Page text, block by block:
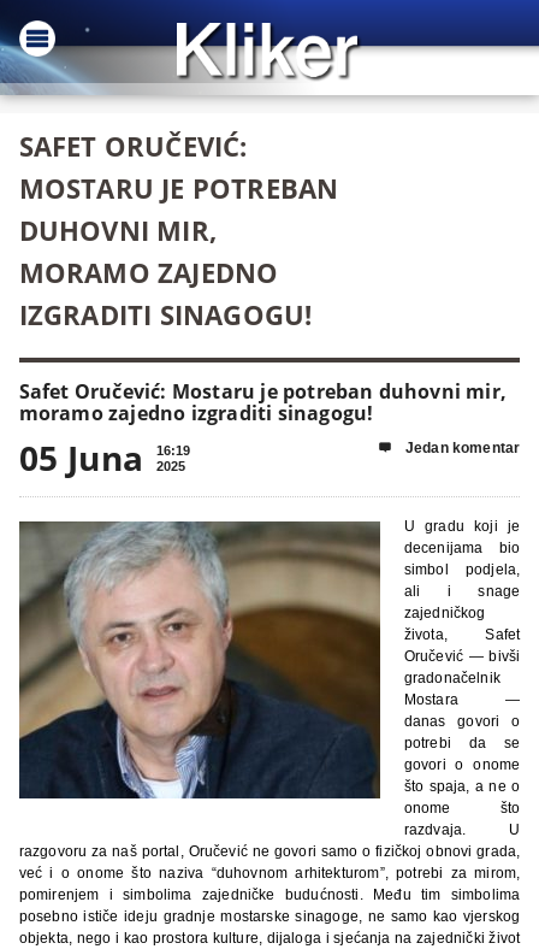
SAFET ORUČEVIĆ:
MOSTARU JE POTREBAN
DUHOVNI MIR,
MORAMO ZAJEDNO
IZGRADITI SINAGOGU!
Safet Oručević: Mostaru je potreban duhovni mir,
moramo zajedno izgraditi sinagogu!
05 Juna
16:19
2025
 Jedan komentar
U gradu koji je
decenijama bio
simbol podjela,
ali i snage
zajedničkog
života, Safet
Oručević — bivši
gradonačelnik
Mostara —
danas govori o
potrebi da se
govori o onome
što spaja, a ne o
onome što
razdvaja. U
razgovoru za naš portal, Oručević ne govori samo o fizičkoj obnovi grada,
već i o onome što naziva “duhovnom arhitekturom”, potrebi za mirom,
pomirenjem i simbolima zajedničke budućnosti. Među tim simbolima
posebno ističe ideju gradnje mostarske sinagoge, ne samo kao vjerskog
objekta, nego i kao prostora kulture, dijaloga i sjećanja na zajednički život